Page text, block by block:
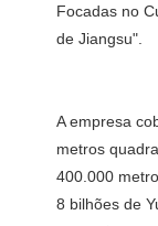
Focadas no
A empresa
metros
400.000
8 bilhões de